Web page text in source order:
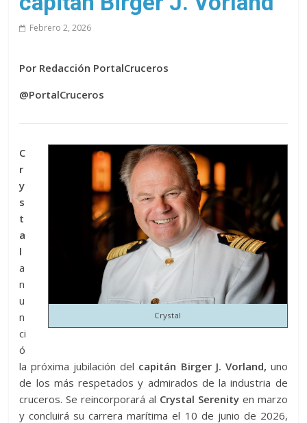
soloFebrero 2, 2026
Por Redacción PortalCruceros
@PortalCruceros
Crystal
C
r
y
s
t
a
l
a
n
u
n
ci
ó
la próxima jubilación del capitán Birger J. Vorland, uno
de los más respetados y admirados de la industria de
cruceros. Se reincorporará al Crystal Serenityen marzo
y concluirá su carrera marítima el 10 de junio de 2026,